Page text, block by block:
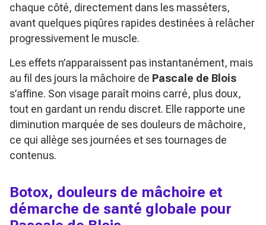
chaque côté, directement dans les masséters,
avant quelques piqûres rapides destinées à relâcher
progressivement le muscle.
Les effets n’apparaissent pas instantanément, mais
au fil des jours la mâchoire de Pascale de Blois
s’affine. Son visage paraît moins carré, plus doux,
tout en gardant un rendu discret. Elle rapporte une
diminution marquée de ses douleurs de mâchoire,
ce qui allège ses journées et ses tournages de
contenus.
Botox, douleurs de mâchoire et
démarche de santé globale pour